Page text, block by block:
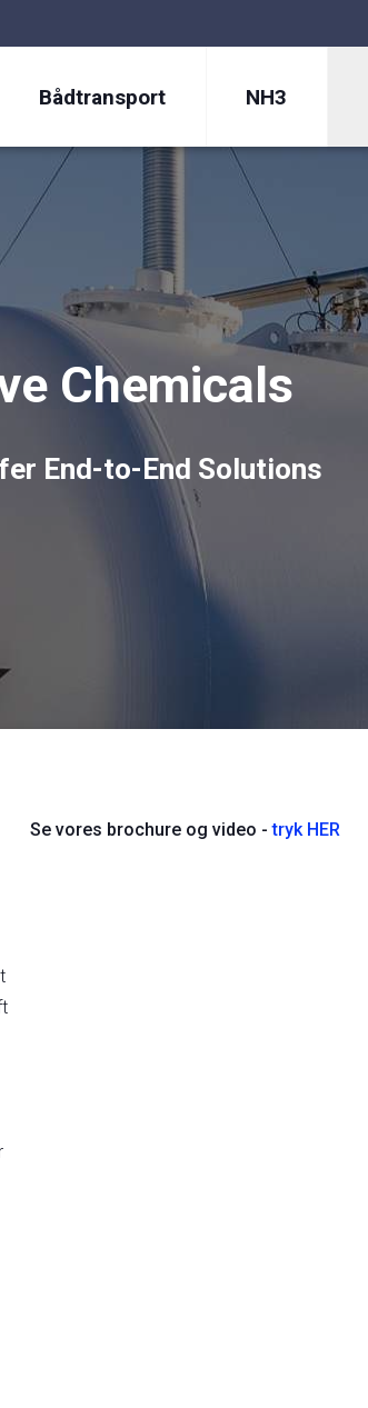
Bådtransport NH3
Chemicals
End-to-End Solutions​
Se vores brochure og video - tryk HER